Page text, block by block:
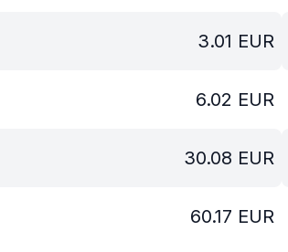
3.01 EUR
6.02 EUR
30.08 EUR
60.17 EUR